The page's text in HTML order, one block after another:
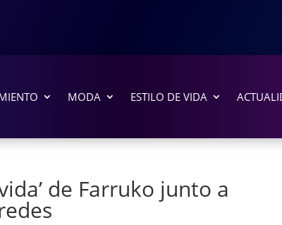
MODA ESTILO DE VIDA
de Farruko junto a